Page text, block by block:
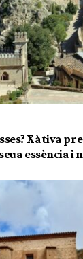
Xàtiva
essència i